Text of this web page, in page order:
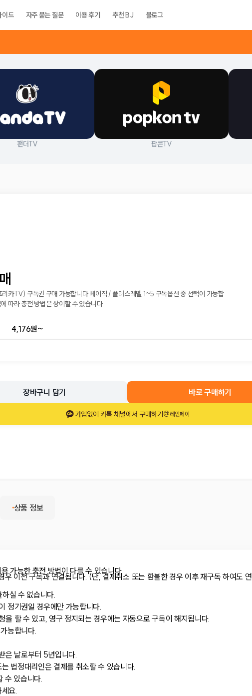
이드 자주 묻는 질문 이용 후기 추천 BJ 블로그
팬더TV 팝콘TV
카TV) 구독권 구매 가능합니다 베이직 / 플러스레벨 1~5 구독옵션 중 선택이 가능합
따라 충전 방법은 상이할 수 있습니다.
4,176원~
장바구니 담기 바로 구매하기
가입없이 카톡 채널에서 구매하기@레인페이
상품 정보
가능한 충전 방법이 다를 수 있습니다.
이전 구독과 연결됩니다. (단, 결제취소 또는 환불한 경우 이후 재구독 하여도 연
실 수 없습니다.
정기권일 경우에만 가능합니다.
할 수 있고, 영구 정지되는 경우에는 자동으로 구독이 해지됩니다.
능합니다.
은 날로부터 5년입니다.
법정대리인은 결제를 취소할 수 있습니다.
수 있습니다.
요.